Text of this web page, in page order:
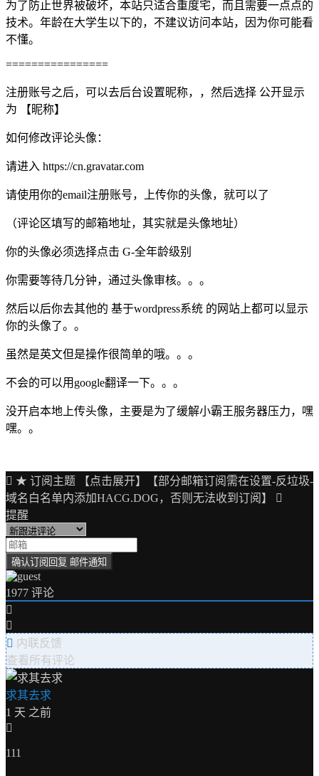
为了防止世界被破坏，本站只适合重度宅，而且需要一点点的
技术。年龄在大学生以下的，不建议访问本站，因为你可能看
不懂。
================
注册账号之后，可以去后台设置昵称，，然后选择 公开显示
为 【昵称】
如何修改评论头像：
请进入 https://cn.gravatar.com
请使用你的email注册账号，上传你的头像，就可以了
（评论区填写的邮箱地址，其实就是头像地址）
你的头像必须选择点击 G-全年龄级别
你需要等待几分钟，通过头像审核。。。
然后以后你去其他的 基于wordpress系统 的网站上都可以显示
你的头像了。。
虽然是英文但是操作很简单的哦。。。
不会的可以用google翻译一下。。。
没开启本地上传头像，主要是为了缓解小霸王服务器压力，嘿
嘿。。
★ 订阅主题 【点击展开】【部分邮箱订阅需在设置-反垃圾-
域名白名单内添加HACG.DOG，否则无法收到订阅】
提醒
1977 评论
内联反馈
查看所有评论
求其去求
1 天 之前
111